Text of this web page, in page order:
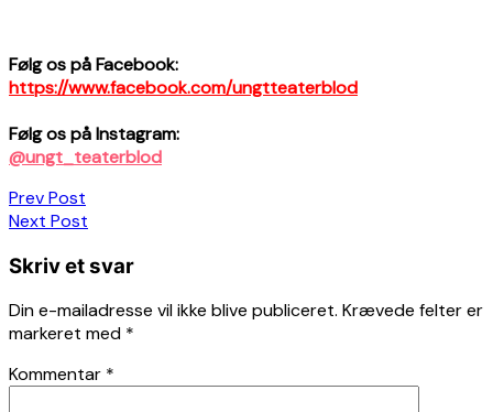
Følg os på Facebook:
https://www.facebook.com/ungtteaterblod
Følg os på Instagram:
@ungt_teaterblod
Indlægsnavigation
Prev Post
Next Post
Skriv et svar
Din e-mailadresse vil ikke blive publiceret. Krævede felter er
markeret med *
Kommentar *